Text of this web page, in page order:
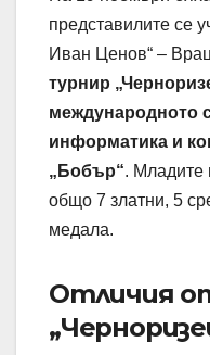
представилите се
Иван Ценов“ –
турнир
международното
информатика и
„Бобър“. Младите
общо 7 златни, 5
медала.
Отличия